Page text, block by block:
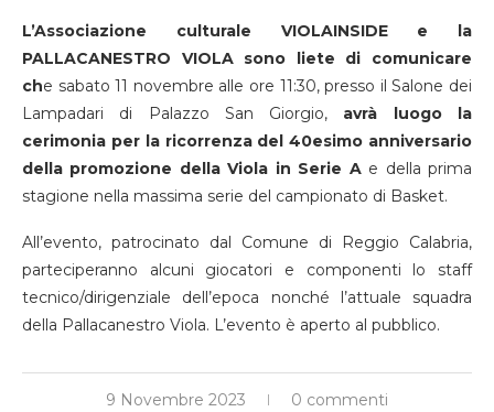
L’Associazione culturale VIOLAINSIDE e la
PALLACANESTRO VIOLA sono liete di comunicare
che sabato 11 novembre alle ore 11:30, presso il Salone dei
Lampadari di Palazzo San Giorgio, avrà luogo la
cerimonia per la ricorrenza del 40esimo anniversario
della promozione della Viola in Serie Ae della prima
stagione nella massima serie del campionato di Basket.
All’evento, patrocinato dal Comune di Reggio Calabria,
parteciperanno alcuni giocatori e componenti lo staff
tecnico/dirigenziale dell’epoca nonché l’attuale squadra
della Pallacanestro Viola. L’evento è aperto al pubblico.
9 Novembre 2023 0 commenti